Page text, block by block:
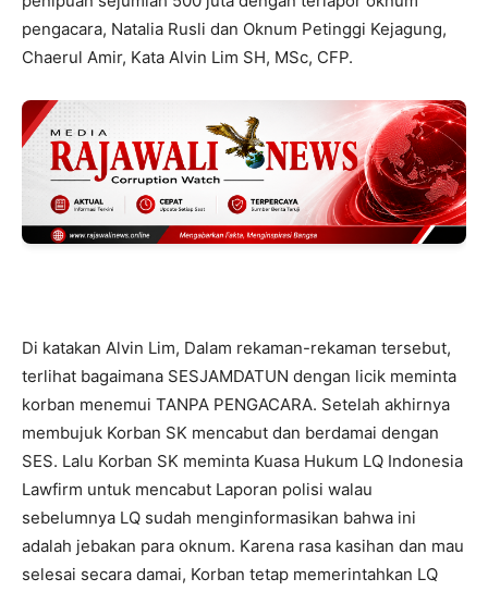
pengacara, Natalia Rusli dan Oknum Petinggi Kejagung,
Chaerul Amir, Kata Alvin Lim SH, MSc, CFP.
Di katakan Alvin Lim, Dalam rekaman-rekaman tersebut,
terlihat bagaimana SESJAMDATUN dengan licik meminta
korban menemui TANPA PENGACARA. Setelah akhirnya
membujuk Korban SK mencabut dan berdamai dengan
SES. Lalu Korban SK meminta Kuasa Hukum LQ Indonesia
Lawfirm untuk mencabut Laporan polisi walau
sebelumnya LQ sudah menginformasikan bahwa ini
adalah jebakan para oknum. Karena rasa kasihan dan mau
selesai secara damai, Korban tetap memerintahkan LQ